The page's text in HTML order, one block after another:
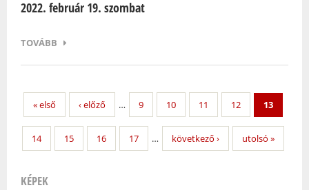
2022. február 19. szombat
TOVÁBB
« első ‹ előző … 9 10 11 12 13
14 15 16 17 … következő › utolsó »
KÉPEK